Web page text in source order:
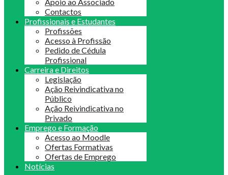
Contactos
Profissionais e Estudantes
Profissões
Acesso à Profissão
Pedido de Cédula
Profissional
Carreira e Direitos
Legislação
Ação Reivindicativa no
Público
Ação Reivindicativa no
Privado
Emprego e Formação
Acesso ao Moodle
Ofertas Formativas
Ofertas de Emprego
Notícias